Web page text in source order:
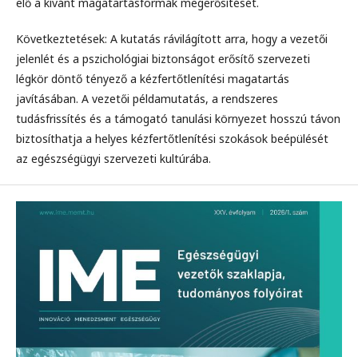
elő a kívánt magatartásformák megerősítését.
Következtetések: A kutatás rávilágított arra, hogy a vezetői
jelenlét és a pszichológiai biztonságot erősítő szervezeti
légkör döntő tényező a kézfertőtlenítési magatartás
javításában. A vezetői példamutatás, a rendszeres
tudásfrissítés és a támogató tanulási környezet hosszú távon
biztosíthatja a helyes kézfertőtlenítési szokások beépülését
az egészségügyi szervezeti kultúrába.